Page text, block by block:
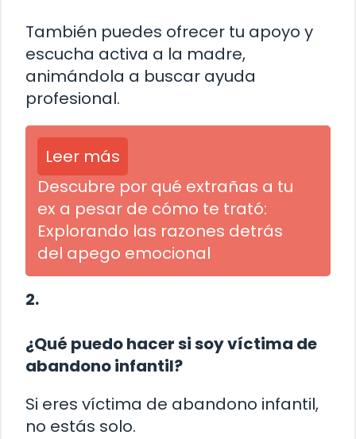
También puedes ofrecer tu apoyo y
escucha activa a la madre,
animándola a buscar ayuda
profesional.
Leer más
Descubre por qué extrañas a tu
ex a pesar de cómo te trató:
Explorando las razones detrás
del apego emocional
2.
¿Qué puedo hacer si soy víctima de
abandono infantil?
Si eres víctima de abandono infantil,
no estás solo.